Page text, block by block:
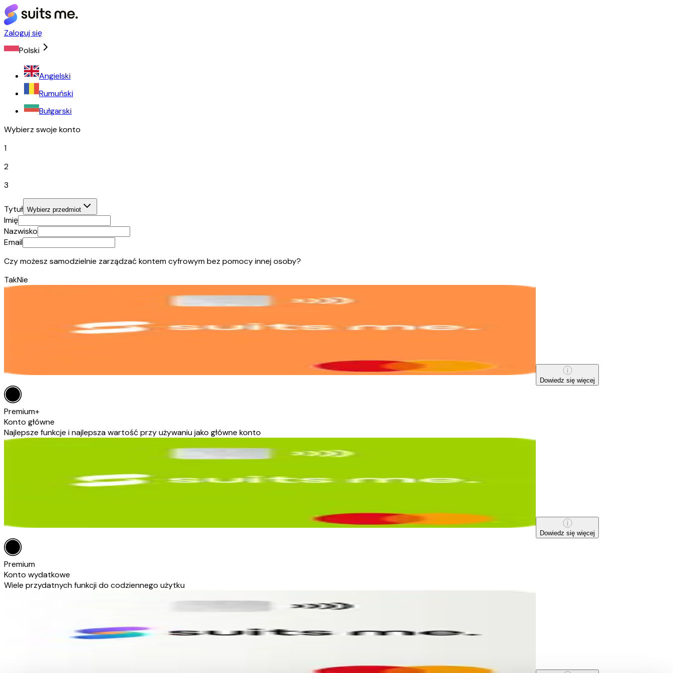
Zaloguj się
Polski
Angielski
Rumuński
Bułgarski
Wybierz swoje konto
1
2
3
Tytuł Wybierz przedmiot
Imię
Nazwisko
Email
Czy możesz samodzielnie zarządzać kontem cyfrowym bez pomocy innej osoby?
TakNie
Dowiedz się więcej
Premium+
Konto główne
Najlepsze funkcje i najlepsza wartość przy używaniu jako główne konto
Dowiedz się więcej
Premium
Konto wydatkowe
Wiele przydatnych funkcji do codziennego użytku